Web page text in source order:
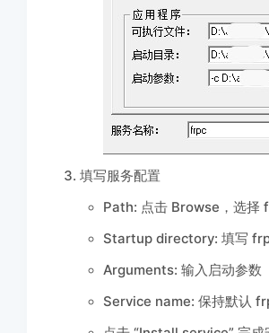
填写服务配置
Path: 点击 Browse，选择
Startup directory: 填写
Arguments: 输入启动参数
Service name: 保持默认